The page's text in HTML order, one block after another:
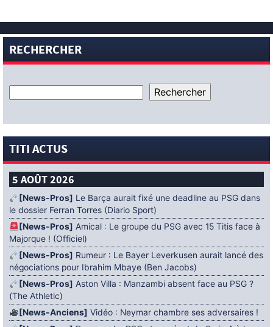
RECHERCHER
TITI ACTUS
5 AOÛT 2026
[News-Pros] Le Barça aurait fixé une deadline au PSG dans
le dossier Ferran Torres (Diario Sport)
[News-Pros] Amical : Le groupe du PSG avec 15 Titis face à
Majorque ! (Officiel)
[News-Pros] Rumeur : Le Bayer Leverkusen aurait lancé des
négociations pour Ibrahim Mbaye (Ben Jacobs)
[News-Pros] Aston Villa : Manzambi absent face au PSG ?
(The Athletic)
[News-Anciens] Vidéo : Neymar chambre ses adversaires !